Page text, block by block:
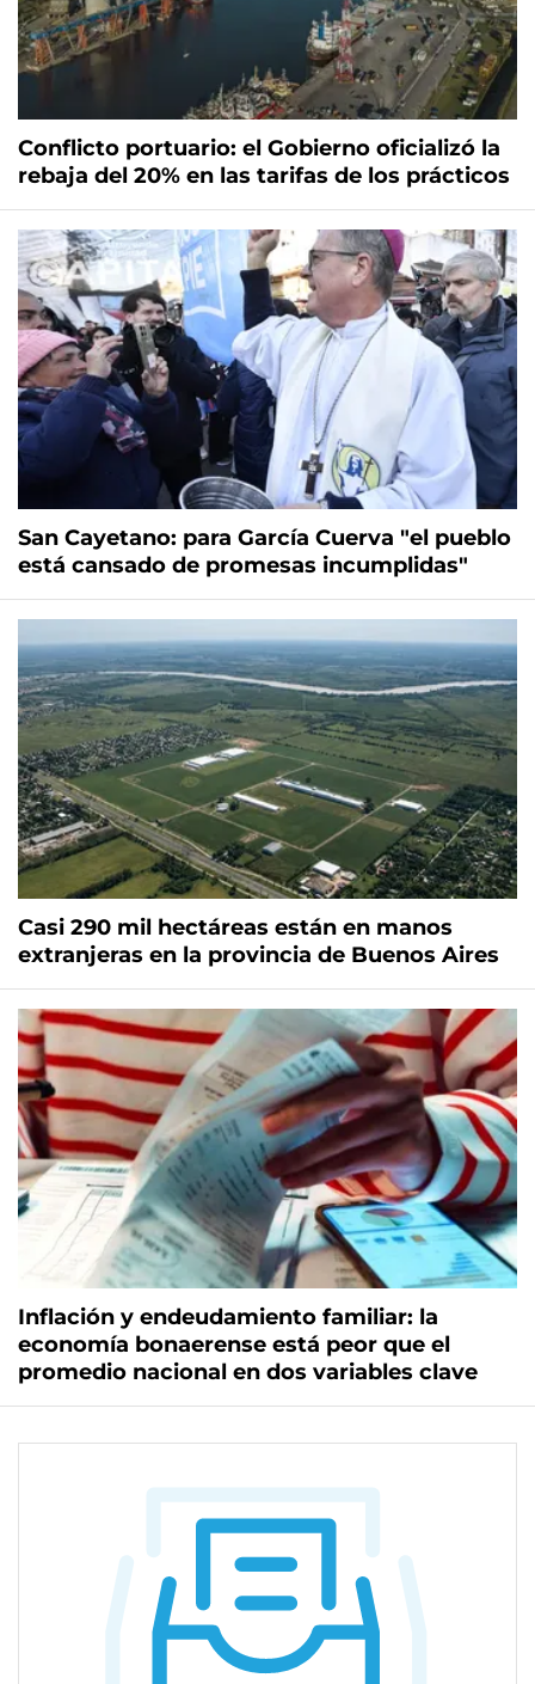
Conflicto portuario: el Gobierno oficializó la
rebaja del 20% en las tarifas de los prácticos
San Cayetano: para García Cuerva "el pueblo
está cansado de promesas incumplidas"
Casi 290 mil hectáreas están en manos
extranjeras en la provincia de Buenos Aires
Inflación y endeudamiento familiar: la
economía bonaerense está peor que el
promedio nacional en dos variables clave